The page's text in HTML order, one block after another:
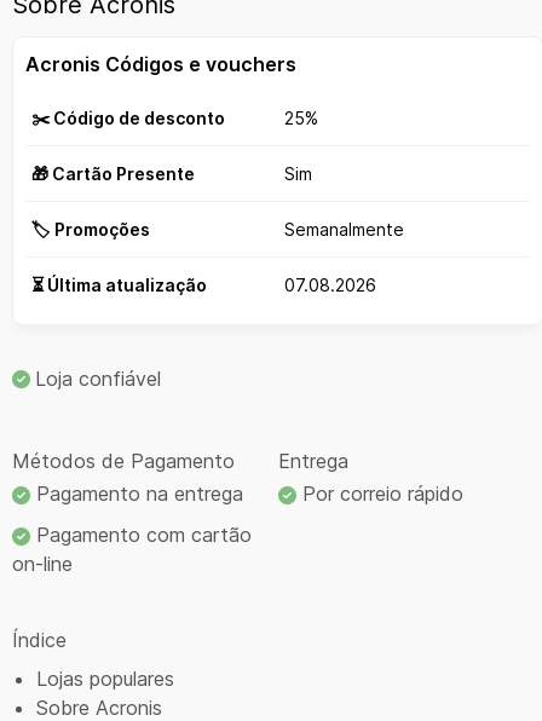
Acronis Códigos e vouchers
✂️ Código de desconto 25%
🎁 Cartão Presente Sim
🏷️ Promoções Semanalmente
⏳ Última atualização 07.08.2026
Loja confiável
Métodos de Pagamento
Pagamento na entrega
Pagamento com cartão
on-line
Entrega
Por correio rápido
Índice
Lojas populares
Sobre Acronis